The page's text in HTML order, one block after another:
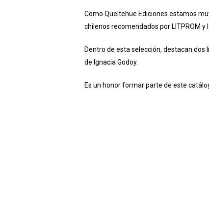
Como Queltehue Ediciones estamos
chilenos recomendados por LITPROM
Dentro de esta selección, destacan dos
de Ignacia Godoy.
Es un honor formar parte de este